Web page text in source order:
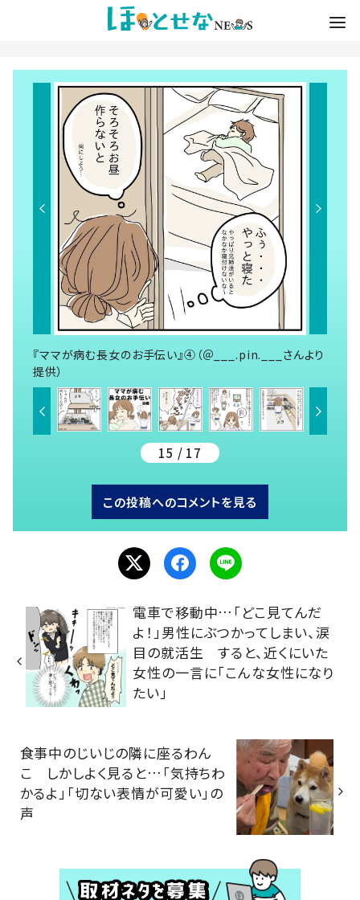
『ママが病む長女のお手伝い』④（＠___.pin.___さんより
提供）
15 / 17
この投稿へのコメントを見る
電車で移動中…「どこ見てんだ
よ！」男性にぶつかってしまい、涙
目の就活生 すると、近くにいた
女性の一言に「こんな女性になり
たい」
食事中のじいじの隣に座るわん
こ しかしよく見ると…「気持ちわ
かるよ」「切ない表情が可愛い」の
声